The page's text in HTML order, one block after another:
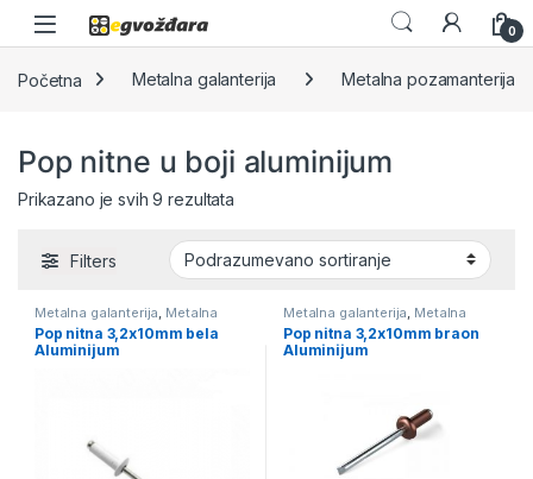
Skip to navigation
Skip to content
0
Početna Metalna galanterija Metalna pozamanterija
Pop nitne u boji aluminijum
Prikazano je svih 9 rezultata
Filters
Metalna galanterija Metalna
pozamanterija Pop nitne u boji
aluminijum
Pop nitna 3,2x10mm bela
Aluminijum
Metalna galanterija Metalna
pozamanterija Pop nitne u boji
aluminijum
Pop nitna 3,2x10mm braon
Aluminijum